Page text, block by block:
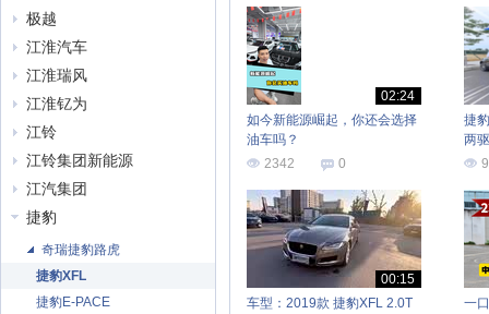
极越
江淮汽车
江淮瑞风
江淮钇为
江铃
江铃集团新能源
江汽集团
捷豹
奇瑞捷豹路虎
捷豹XFL
捷豹E-PACE
02:24
如今新能源崛起，你还会选择
油车吗？
2342
0
捷
两
00:15
车型：2019款 捷豹XFL 2.0T
一